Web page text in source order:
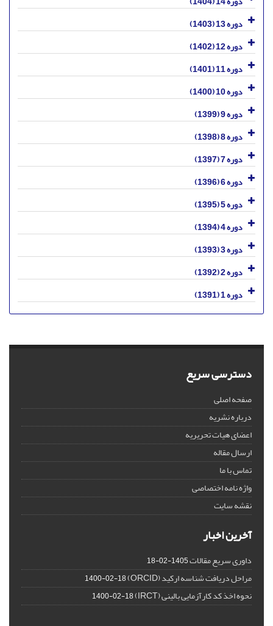
دوره 13 (1403)
دوره 12 (1402)
دوره 11 (1401)
دوره 10 (1400)
دوره 9 (1399)
دوره 8 (1398)
دوره 7 (1397)
دوره 6 (1396)
دوره 5 (1395)
دوره 4 (1394)
دوره 3 (1393)
دوره 2 (1392)
دوره 1 (1391)
دسترسی سریع
صفحه اصلی
درباره نشریه
اعضای هیات تحریریه
ارسال مقاله
تماس با ما
واژه نامه اختصاصی
نقشه سایت
آخرین اخبار
داوری سریع مقالات1405-02-18
مراحل دریافت شناسه ارکید (ORCID) 1400-02-18
نحوه اخذ کد کارآزمایی بالینی (IRCT) 1400-02-18